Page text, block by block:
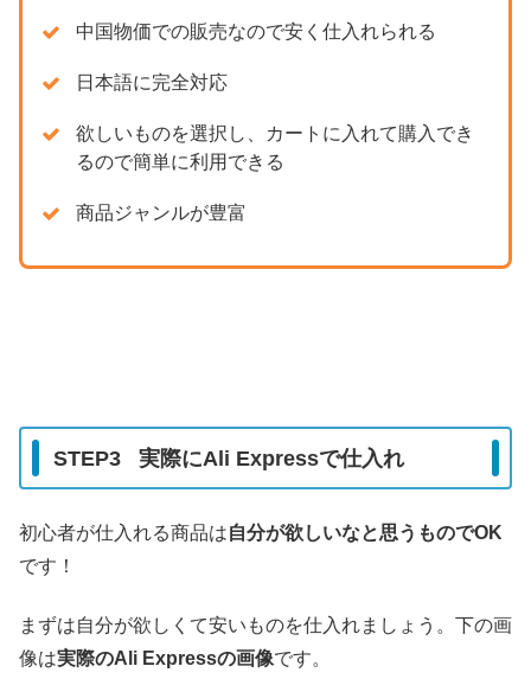
中国物価での販売なので安く仕入れられる
日本語に完全対応
欲しいものを選択し、カートに入れて購入でき
るので簡単に利用できる
商品ジャンルが豊富
STEP3 実際にAli Expressで仕入れ
初心者が仕入れる商品は自分が欲しいなと思うものでOK
です！
まずは自分が欲しくて安いものを仕入れましょう。下の画
像は実際のAli Expressの画像です。